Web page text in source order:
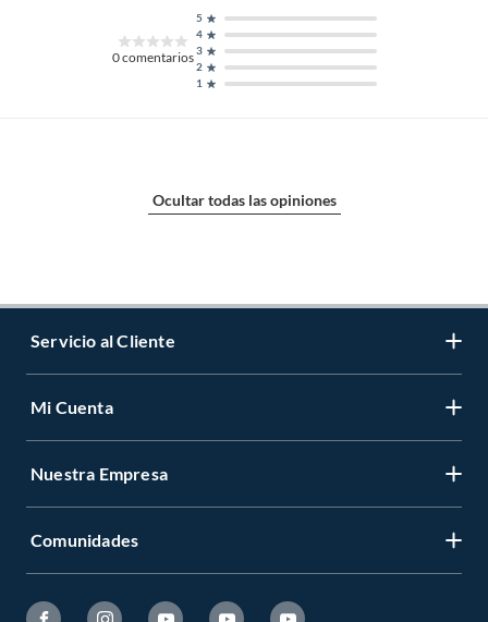
0comentarios
1
2
3
4
5
Ocultar todas las opiniones
Servicio al Cliente
Contáctanos
Tiendas y horarios
Mi Cuenta
Registrate
Ayuda
Nuestra Empresa
Sobre Nosotros
Comunidades
Hágalo Usted Mismo